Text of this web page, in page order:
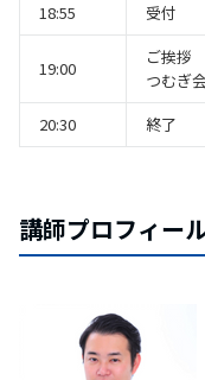
18:55 受付
19:00
ご挨拶
つむぎ
20:30
終了
講師プロフィー